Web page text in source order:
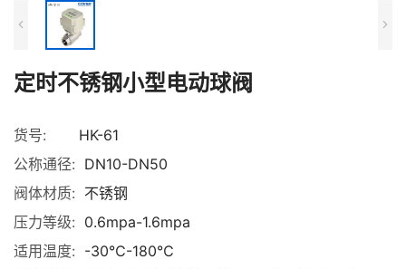
定时不锈钢小型电动球阀
货号:
HK-61
公称通径: DN10-DN50
阀体材质: 不锈钢
压力等级: 0.6mpa-1.6mpa
适用温度: -30℃-180℃